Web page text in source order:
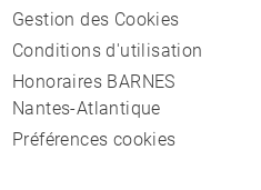
Gestion des Cookies
Conditions d'utilisation
Honoraires BARNES
Nantes-Atlantique
Préférences cookies